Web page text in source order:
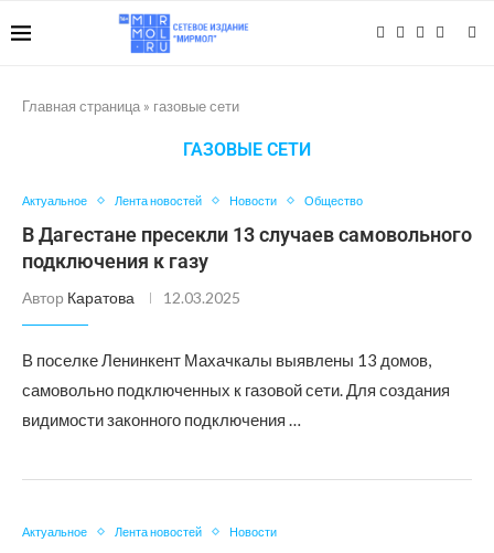
Главная страница » газовые сети
ГАЗОВЫЕ СЕТИ
Актуальное Лента новостей Новости Общество
В Дагестане пресекли 13 случаев самовольного
подключения к газу
Автор Каратова 12.03.2025
В поселке Ленинкент Махачкалы выявлены 13 домов,
самовольно подключенных к газовой сети. Для создания
видимости законного подключения …
Актуальное Лента новостей Новости